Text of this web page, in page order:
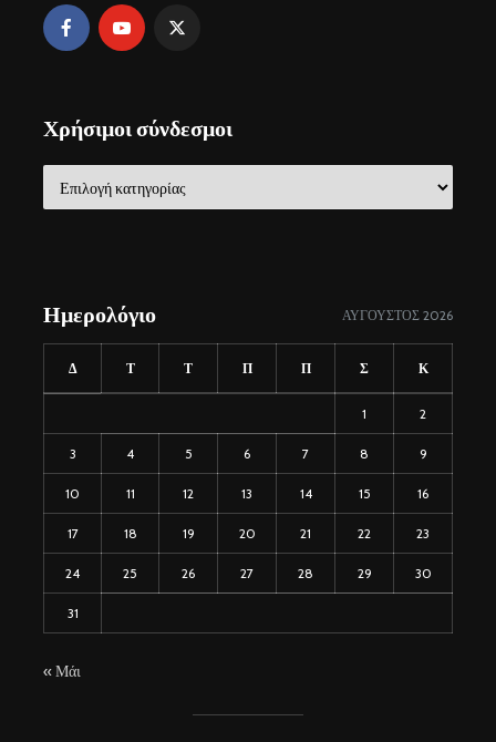
Χρήσιμοι σύνδεσμοι
σύνδεσμοι
Ημερολόγιο ΑΎΓΟΥΣΤΟΣ 2026
Δ Τ Τ Π Π Σ Κ
1 2
3 4 5 6 7 8 9
10 11 12 13 14 15 16
17 18 19 20 21 22 23
24 25 26 27 28 29 30
31
« Μάι